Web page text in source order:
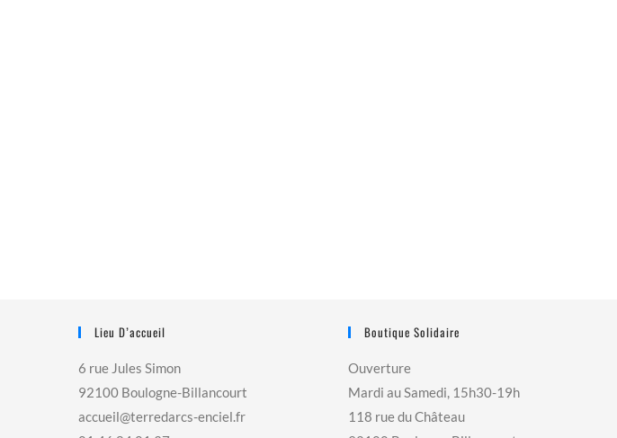
Lieu D’accueil
6 rue Jules Simon
92100 Boulogne-Billancourt
accueil@terredarcs-enciel.fr
Boutique Solidaire
Ouverture
Mardi au Samedi, 15h30-19h
118 rue du Château